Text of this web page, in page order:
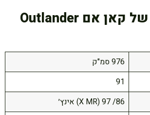
מפרט טכני של קאן אם Outlander
976 סמ"ק
91
86/ 97 (X MR) אינץ׳